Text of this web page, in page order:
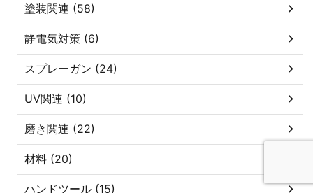
塗装関連 (58)
静電気対策 (6)
スプレーガン (24)
UV関連 (10)
磨き関連 (22)
材料 (20)
ハンドツール (15)